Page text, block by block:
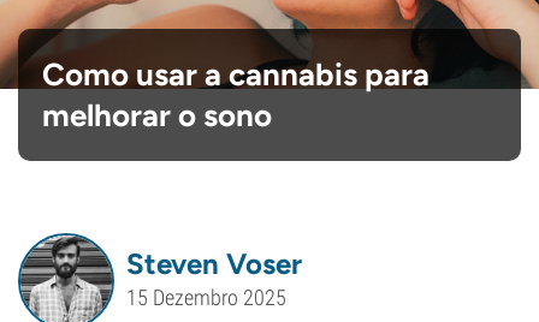
Como usar a cannabis para
melhorar o sono
Steven Voser
15 Dezembro 2025